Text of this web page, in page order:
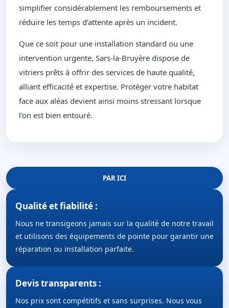
simplifier considérablement les remboursements et
réduire les temps d’attente après un incident.
Que ce soit pour une installation standard ou une
intervention urgente, Sars-la-Bruyère dispose de
vitriers prêts à offrir des services de haute qualité,
alliant efficacité et expertise. Protéger votre habitat
face aux aléas devient ainsi moins stressant lorsque
l’on est bien entouré.
PAR ICI
Qualité et fiabilité :
Nous ne transigeons jamais sur la qualité de notre travail
et utilisons des équipements de pointe pour garantir une
réparation ou installation parfaite.
Devis transparents :
Nos prix sont compétitifs et sans surprises. Nous vous